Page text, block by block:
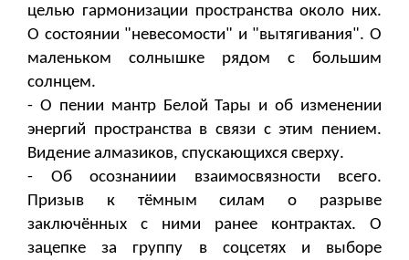
целью гармонизации пространства около них.
О состоянии "невесомости" и "вытягивания". О
маленьком солнышке рядом с большим
солнцем.
- О пении мантр Белой Тары и об изменении
энергий пространства в связи с этим пением.
Видение алмазиков, спускающихся сверху.
- Об осознаниии взаимосвязности всего.
Призыв к тёмным силам о разрыве
заключённых с ними ранее контрактах. О
зацепке за группу в соцсетях и выборе